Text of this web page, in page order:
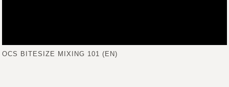
OCS BITESIZE MIXING 101 (EN)